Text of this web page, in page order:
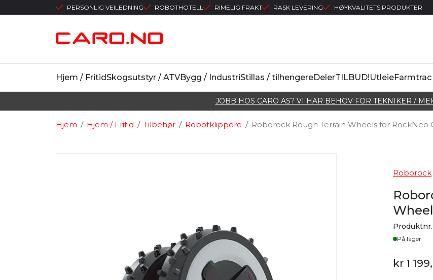
PERSONLIG VEILEDNING ROBOTHOTELL RIMELIG FRAKT RASK LEVERING HØYKVALITETS PRODUKTER
Hjem / FritidSkogsutstyr / ATVBygg / IndustriStillas / tilhengereDelerTILBUD!UtleieFarmtrac
JOBB HOS CARO AS? VI HAR BEHOV FOR TEKNIKER /
/
Hjem /
Hjem / Fritid /
Tilbehør /
Robotklippere Roborock Rough Terrain Wheels for RockNeo
Roborock
Produktnr.:
Lager
På lager
kr 1